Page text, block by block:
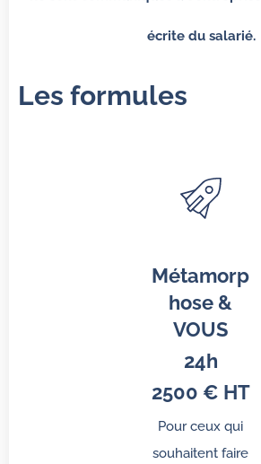
écrite du salarié.
Les formules
Métamorp
hose &
VOUS
24h
2500 € HT
Pour ceux qui
souhaitent faire